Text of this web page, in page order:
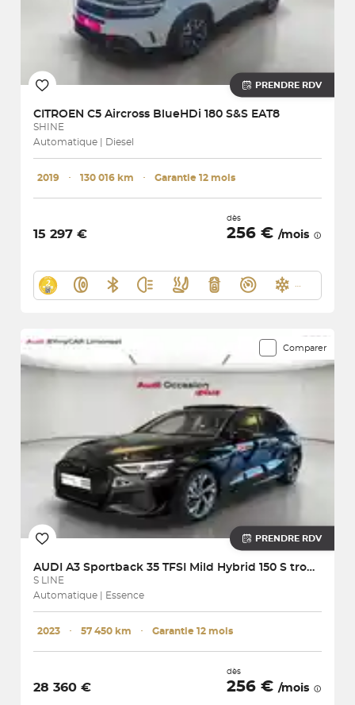
PRENDRE RDV
CITROEN C5 Aircross BlueHDi 180 S&S EAT8
SHINE
Automatique | Diesel
2019 ･ 130 016 km ･ Garantie 12 mois
15 297 €
dès
256 € /mois
Comparer
PRENDRE RDV
AUDI A3 Sportback 35 TFSI Mild Hybrid 150 S tronic 7
S LINE
Automatique | Essence
2023 ･ 57 450 km ･ Garantie 12 mois
28 360 €
dès
256 € /mois